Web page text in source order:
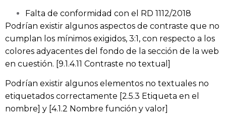
Falta de conformidad con el RD 1112/2018
Podrían existir algunos aspectos de contraste que no
cumplan los mínimos exigidos, 3:1, con respecto a los
colores adyacentes del fondo de la sección de la web
en cuestión. [9.1.4.11 Contraste no textual]
Podrían existir algunos elementos no textuales no
etiquetados correctamente [2.5.3 Etiqueta en el
nombre] y [4.1.2 Nombre función y valor]